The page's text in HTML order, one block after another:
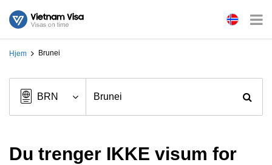
Hjem Brunei
Du trenger IKKE visum for